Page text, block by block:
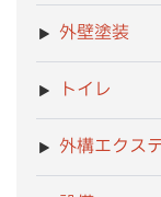
外壁塗装
トイレ
外構エクス